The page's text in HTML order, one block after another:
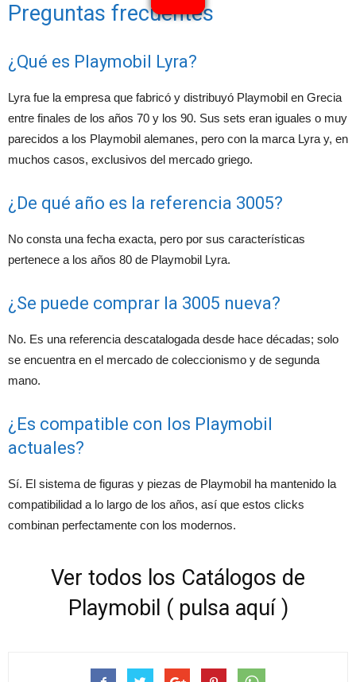
Preguntas frecuentes
¿Qué es Playmobil Lyra?
Lyra fue la empresa que fabricó y distribuyó Playmobil en Grecia
entre finales de los años 70 y los 90. Sus sets eran iguales o muy
parecidos a los Playmobil alemanes, pero con la marca Lyra y, en
muchos casos, exclusivos del mercado griego.
¿De qué año es la referencia 3005?
No consta una fecha exacta, pero por sus características
pertenece a los años 80 de Playmobil Lyra.
¿Se puede comprar la 3005 nueva?
No. Es una referencia descatalogada desde hace décadas; solo
se encuentra en el mercado de coleccionismo y de segunda
mano.
¿Es compatible con los Playmobil
actuales?
Sí. El sistema de figuras y piezas de Playmobil ha mantenido la
compatibilidad a lo largo de los años, así que estos clicks
combinan perfectamente con los modernos.
Ver todos los Catálogos de
Playmobil ( pulsa aquí )